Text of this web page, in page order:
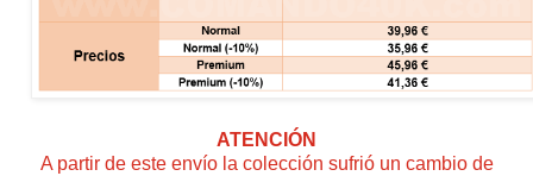
ATENCIÓN
A partir de este envío la colección sufrió un cambio de